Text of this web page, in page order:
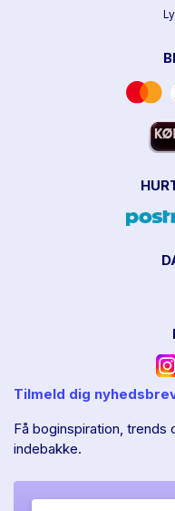
Tilmeld dig
Få boginspiration, trends
indebakke.